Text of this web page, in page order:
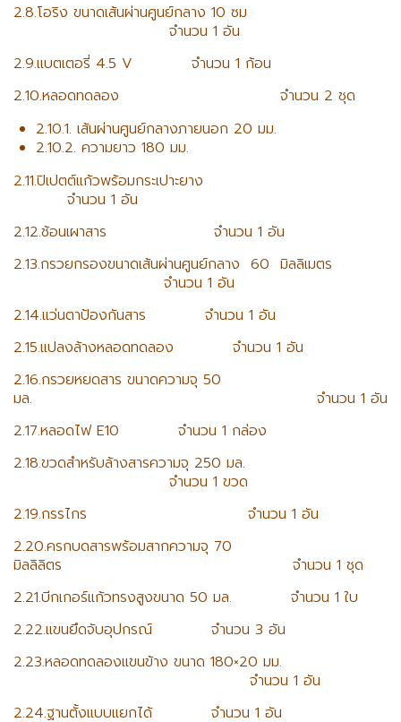
2.8.โอริง ขนาดเส้นผ่านศูนย์กลาง 10 ซม
จำนวน 1 อัน
2.9.แบตเตอรี่ 4.5 V จำนวน 1 ก้อน
2.10.หลอดทดลอง จำนวน 2 ชุด
2.10.1. เส้นผ่านศูนย์กลางภายนอก 20 มม.
2.10.2. ความยาว 180 มม.
2.11.ปิเปตต์แก้วพร้อมกระเปาะยาง
จำนวน 1 อัน
2.12.ช้อนเผาสาร จำนวน 1 อัน
2.13.กรวยกรองขนาดเส้นผ่านศูนย์กลาง 60 มิลลิเมตร
จำนวน 1 อัน
2.14.แว่นตาป้องกันสาร จำนวน 1 อัน
2.15.แปลงล้างหลอดทดลอง จำนวน 1 อัน
2.16.กรวยหยดสาร ขนาดความจุ 50
มล. จำนวน 1 อัน
2.17.หลอดไฟ E10 จำนวน 1 กล่อง
2.18.ขวดสำหรับล้างสารความจุ 250 มล.
จำนวน 1 ขวด
2.19.กรรไกร จำนวน 1 อัน
2.20.ครกบดสารพร้อมสากความจุ 70
มิลลิลิตร จำนวน 1 ชุด
2.21.บีกเกอร์แก้วทรงสูงขนาด 50 มล. จำนวน 1 ใบ
2.22.แขนยึดจับอุปกรณ์ จำนวน 3 อัน
2.23.หลอดทดลองแขนข้าง ขนาด 180×20 มม.
จำนวน 1 อัน
2.24.ฐานตั้งแบบแยกได้ จำนวน 1 อัน